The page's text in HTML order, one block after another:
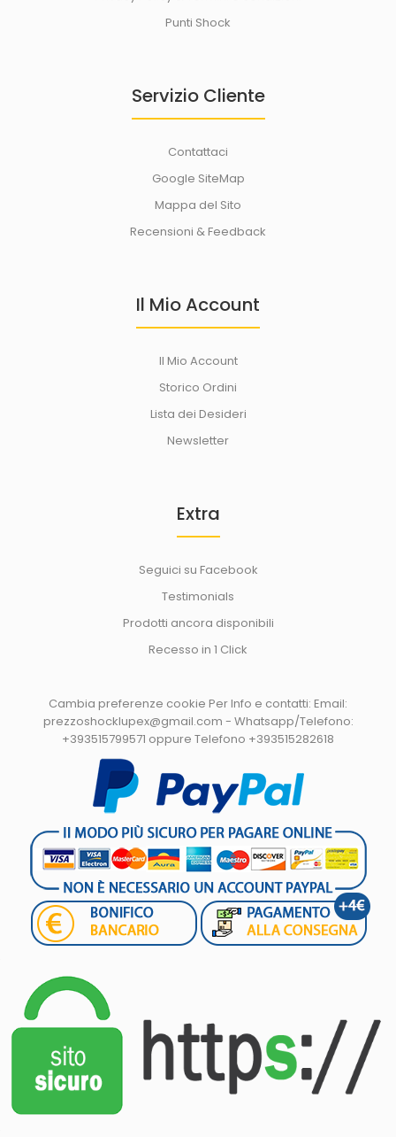
Mini Microfono auricolare, Karaoke compatibile con gli
Smartphone e PC
27,50€
Microfono in miniatura con un aspetto simpatico compatibile
Punti Shock
Servizio Cliente
Contattaci
Google SiteMap
Mappa del Sito
Recensioni & Feedback
Il Mio Account
Il Mio Account
Storico Ordini
Lista dei Desideri
Newsletter
Extra
Seguici su Facebook
Testimonials
Prodotti ancora disponibili
Recesso in 1 Click
Cambia preferenze cookie Per Info e contatti: Email:
prezzoshocklupex@gmail.com - Whatsapp/Telefono:
+393515799571 oppure Telefono +393515282618